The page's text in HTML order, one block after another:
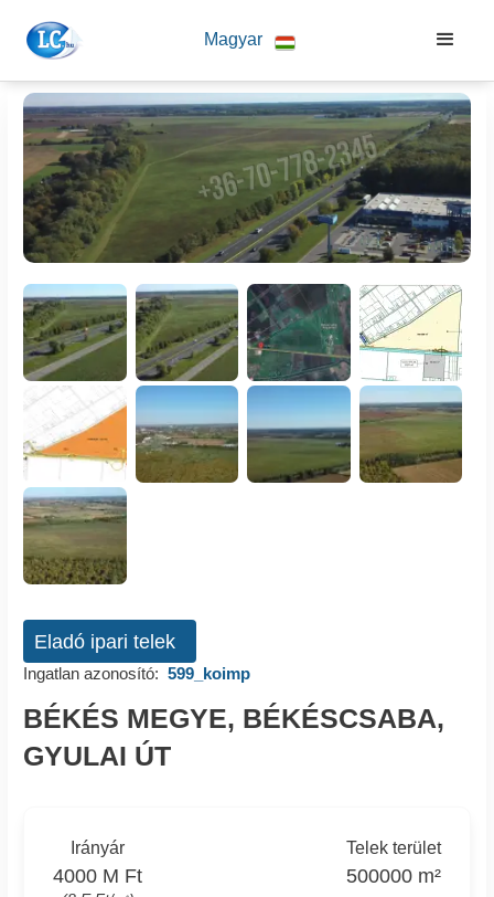
Magyar
Eladó ipari telek
Ingatlan azonosító: 599_koimp
BÉKÉS MEGYE, BÉKÉSCSABA,
GYULAI ÚT
Irányár
4000 M Ft
Telek terület
500000 m²